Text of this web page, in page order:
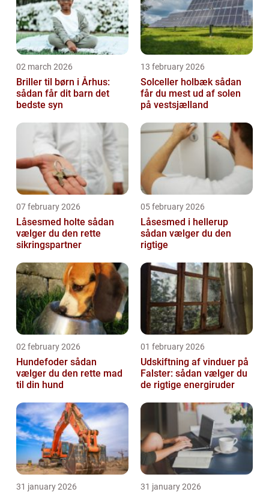
02 march 2026
Briller til børn i Århus:
sådan får dit barn det
bedste syn
13 february 2026
Solceller holbæk sådan
får du mest ud af solen
på vestsjælland
07 february 2026
Låsesmed holte sådan
vælger du den rette
sikringspartner
05 february 2026
Låsesmed i hellerup
sådan vælger du den
rigtige
02 february 2026
Hundefoder sådan
vælger du den rette mad
til din hund
01 february 2026
Udskiftning af vinduer på
Falster: sådan vælger du
de rigtige energiruder
31 january 2026 31 january 2026